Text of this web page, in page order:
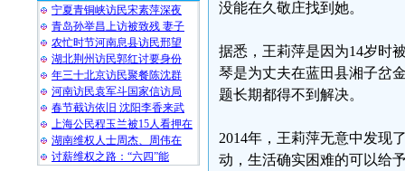
宁夏青铜峡访民宋素萍深夜
青岛孙举昌上访被致残 妻子
农忙时节河南息县访民邢望
湖北荆州访民郭红讨要身份
年三十北京访民聚餐陈沈群
河南访民袁军斗国家信访局
春节截访依旧 沈阳李香来武
上海公民程玉兰被15人看押在
湖南维权人士周杰、周伟在
讨薪维权之路：“六四”能
没能在久敬庄找到她。
据悉，王莉萍是因为14岁时
琴是为丈夫在蓝田县湘子岔
题长期都得不到解决。
2014年，王莉萍无意中发现
动，生活确实困难的可以给